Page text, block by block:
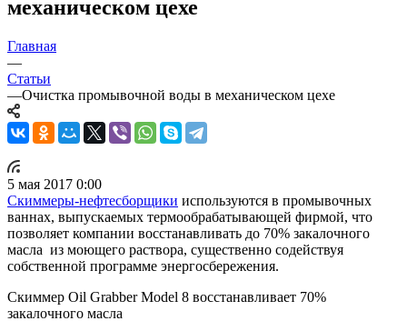
механическом цехе
Главная
—
Статьи
—Очистка промывочной воды в механическом цехе
5 мая 2017 0:00
Скиммеры-нефтесборщики используются в промывочных
ваннах, выпускаемых термообрабатывающей фирмой, что
позволяет компании восстанавливать до 70% закалочного
масла из моющего раствора, существенно содействуя
собственной программе энергосбережения.
Скиммер Oil Grabber Model 8 восстанавливает 70%
закалочного масла